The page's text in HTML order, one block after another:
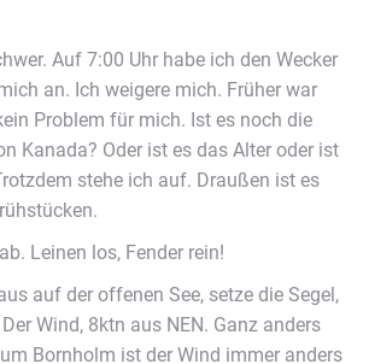
Auf 7:00 Uhr habe ich den Wecker
an. Ich weigere mich. Früher war
Problem für mich. Ist es noch die
Kanada? Oder ist es das Alter oder ist
stehe ich auf. Draußen ist es
Leinen los, Fender rein!
auf der offenen See, setze die Segel,
Wind, 8ktn aus NEN. Ganz anders
Bornholm ist der Wind immer anders